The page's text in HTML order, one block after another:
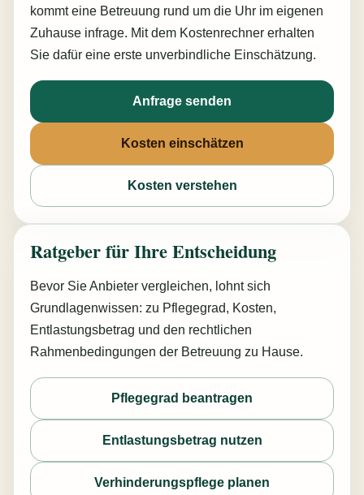
kommt eine Betreuung rund um die Uhr im eigenen
Zuhause infrage. Mit dem Kostenrechner erhalten
Sie dafür eine erste unverbindliche Einschätzung.
Anfrage senden
Kosten einschätzen
Kosten verstehen
Ratgeber für Ihre Entscheidung
Bevor Sie Anbieter vergleichen, lohnt sich
Grundlagenwissen: zu Pflegegrad, Kosten,
Entlastungsbetrag und den rechtlichen
Rahmenbedingungen der Betreuung zu Hause.
Pflegegrad beantragen
Entlastungsbetrag nutzen
Verhinderungspflege planen